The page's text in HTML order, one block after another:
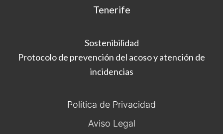
Tenerife
Sostenibilidad
Protocolo de prevención del acoso y atención de
incidencias
Política de Privacidad
Aviso Legal